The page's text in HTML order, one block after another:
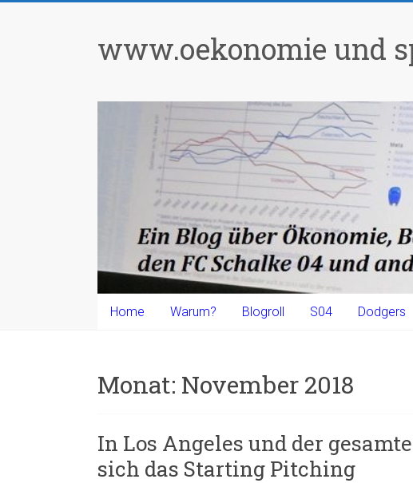
www.oekonomie und
Home Warum? Blogroll S04 Dodgers
Monat: November 2018
In Los Angeles und der
sich das Starting Pitching